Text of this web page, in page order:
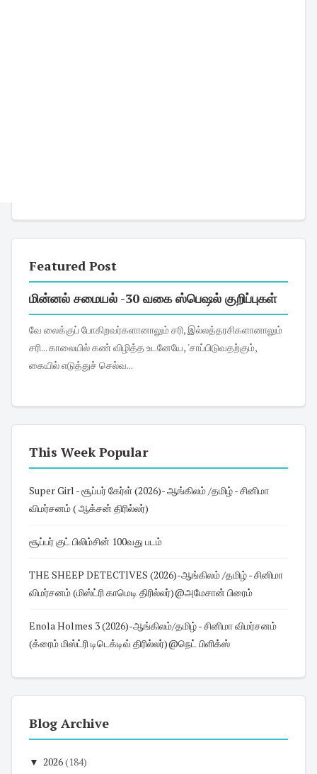
Featured Post
மின்னல் சமையல் -30 வகை ஸ்பெஷல் குறிப்புகள்
வே லைக்குப் போகிறவர்களானாலும் சரி, இல்லத்தரசிகளானாலும்
சரி... காலையில் கண் விழித்த உடனேயே, 'சாப்பிடுவதற்கும்,
கையில் எடுத்துச் செல்வ...
This Week Popular
Super Girl - சூப்பர் கேர்ள் (2026)- ஆங்கிலம் /தமிழ் - சினிமா
விமர்சனம் ( ஆக்சன் திரில்லர்)
சூப்பர் குட் பிலிம்சின் 100வது படம்
THE SHEEP DETECTIVES (2026)-ஆங்கிலம் /தமிழ் - சினிமா
விமர்சனம் (மிஸ்ட்ரி காமெடி திரில்லர்)@அமேசான் பிரைம்
Enola Holmes 3 (2026)-ஆங்கிலம்/தமிழ் - சினிமா விமர்சனம்
(க்ரைம் மிஸ்ட்ரி டிடெக்டிவ் திரில்லர்)@நெட் பிளிக்ஸ்
Blog Archive
▼ 2026(184)